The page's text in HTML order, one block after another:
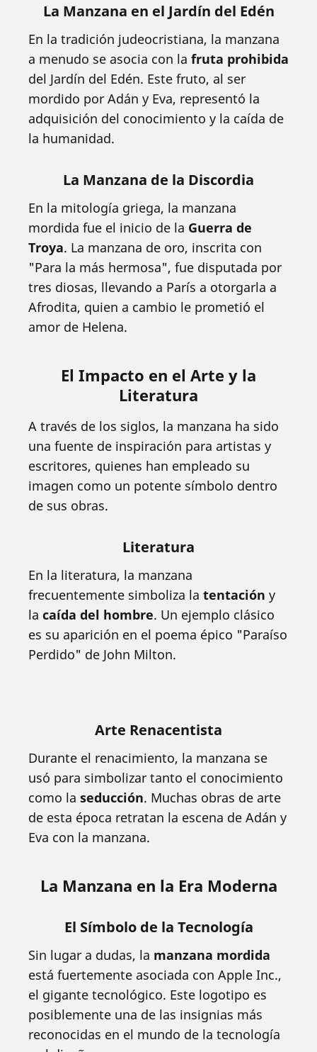
La Manzana en el Jardín del Edén
En la tradición judeocristiana, la manzana
a menudo se asocia con la fruta prohibida
del Jardín del Edén. Este fruto, al ser
mordido por Adán y Eva, representó la
adquisición del conocimiento y la caída de
la humanidad.
La Manzana de la Discordia
En la mitología griega, la manzana
mordida fue el inicio de la Guerra de
Troya. La manzana de oro, inscrita con
"Para la más hermosa", fue disputada por
tres diosas, llevando a París a otorgarla a
Afrodita, quien a cambio le prometió el
amor de Helena.
El Impacto en el Arte y la
Literatura
A través de los siglos, la manzana ha sido
una fuente de inspiración para artistas y
escritores, quienes han empleado su
imagen como un potente símbolo dentro
de sus obras.
Literatura
En la literatura, la manzana
frecuentemente simboliza la tentación y
la caída del hombre. Un ejemplo clásico
es su aparición en el poema épico "Paraíso
Perdido" de John Milton.
Arte Renacentista
Durante el renacimiento, la manzana se
usó para simbolizar tanto el conocimiento
como la seducción. Muchas obras de arte
de esta época retratan la escena de Adán y
Eva con la manzana.
La Manzana en la Era Moderna
El Símbolo de la Tecnología
Sin lugar a dudas, la manzana mordida
está fuertemente asociada con Apple Inc.,
el gigante tecnológico. Este logotipo es
posiblemente una de las insignias más
reconocidas en el mundo de la tecnología